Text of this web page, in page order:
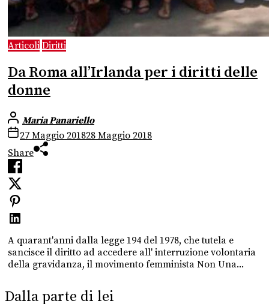
Articoli Diritti
Da Roma all’Irlanda per i diritti delle
donne
Maria Panariello
27 Maggio 201828 Maggio 2018
Share
A quarant'anni dalla legge 194 del 1978, che tutela e
sancisce il diritto ad accedere all' interruzione volontaria
della gravidanza, il movimento femminista Non Una...
Dalla parte di lei